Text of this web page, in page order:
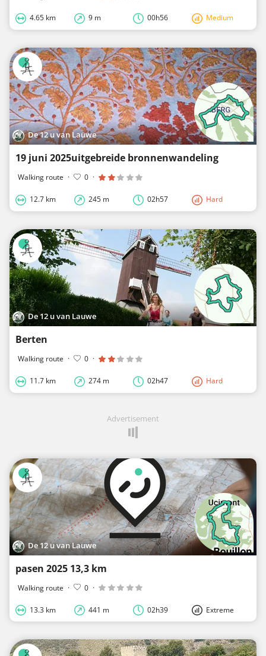
4.65 km 9 m 00h56 Medium
De 12 u van Lauwe
19 juni 2025uitgebreide bronnenwandeling
Walking route · 0 ·
12.7 km 245 m 02h57 Hard
De 12 u van Lauwe
Berten
Walking route · 0 ·
11.7 km 274 m 02h47 Hard
Advertisement
De 12 u van Lauwe
pasen 2025 13,3 km
Walking route · 0 ·
13.3 km 441 m 02h39 Extreme